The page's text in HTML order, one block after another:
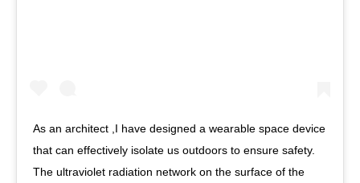
As an architect ,I have designed a wearable space device
that can effectively isolate us outdoors to ensure safety.
The ultraviolet radiation network on the surface of the